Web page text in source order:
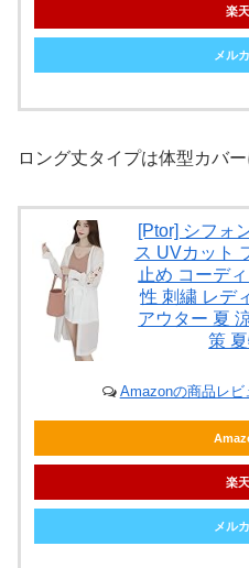
楽天
メル
ロング丈タイプは体型カバー
[Ptor] シフォ
ス UVカット
止め コーデ
性 刺繍 レデ
アウター 夏
策
Amazonの商品レ
楽天
メル